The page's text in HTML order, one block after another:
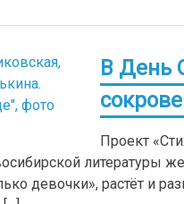
В День
Проект
литературы
девочки», растёт и